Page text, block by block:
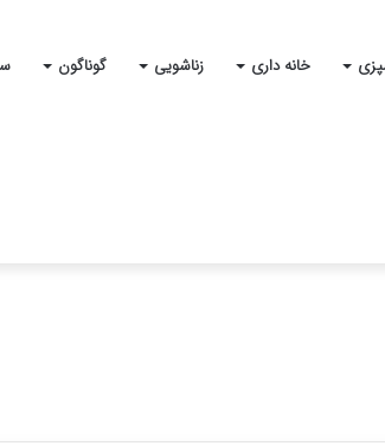
خانه داری زناشویی گوناگون